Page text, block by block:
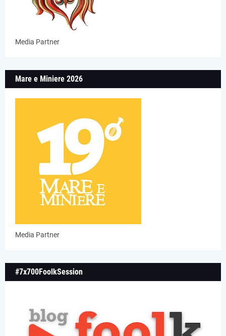
Media Partner
Mare e Miniere 2026
Media Partner
#7x700FoolkSession